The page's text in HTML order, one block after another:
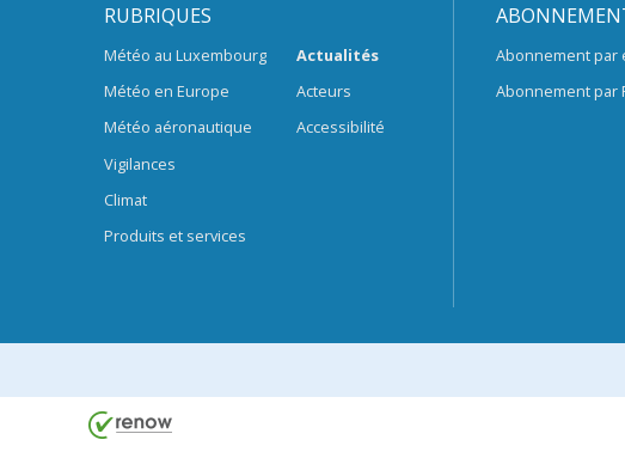
RUBRIQUES
Météo au Luxembourg
Météo en Europe
Météo aéronautique
Vigilances
Climat
Produits et services
Actualités
Acteurs
Accessibilité
Abonnement par
Abonnement par